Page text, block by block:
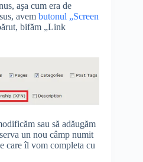
aşa cum era de
avem butonul „Screen
bifăm „Link
sau să adăugăm
un nou câmp numit
care îl vom completa cu